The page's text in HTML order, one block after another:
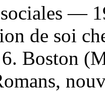
—
de soi
6. Boston